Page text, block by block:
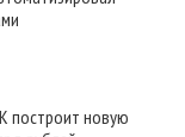
построит новую